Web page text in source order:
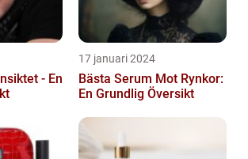
- En
17 januari 2024
Bästa Serum Mot Rynkor:
En Grundlig Översikt